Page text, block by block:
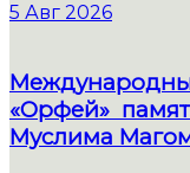
5 Авг 2026
«Орфей»
Муслима